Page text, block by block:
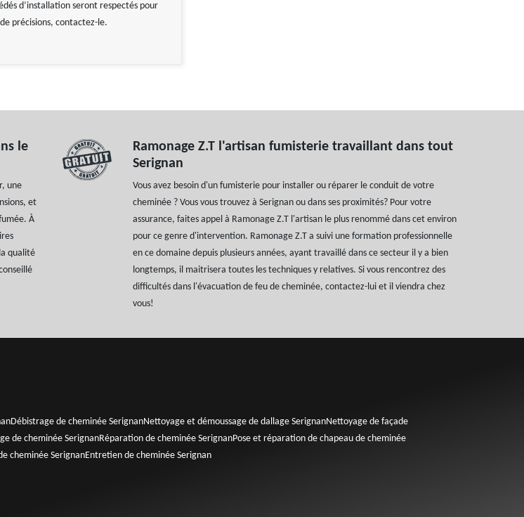
d’installation seront respectés pour
précisions, contactez-le.
le
une
et
À
qualité
Ramonage Z.T l'artisan fumisterie travaillant dans tout
Serignan
Vous avez besoin d'un fumisterie pour installer ou réparer le conduit de votre
cheminée ? Vous vous trouvez à Serignan ou dans ses proximités? Pour votre
assurance, faites appel à Ramonage Z.T l'artisan le plus renommé dans cet environ
pour ce genre d'intervention. Ramonage Z.T a suivi une formation professionnelle
en ce domaine depuis plusieurs années, ayant travaillé dans ce secteur il y a bien
longtemps, il maitrisera toutes les techniques y relatives. Si vous rencontrez des
difficultés dans l'évacuation de feu de cheminée, contactez-lui et il viendra chez
vous!
Débistrage de cheminée SerignanNettoyage et démoussage de dallage SerignanNettoyage de façade
de cheminée SerignanRéparation de cheminée SerignanPose et réparation de chapeau de cheminée
cheminée SerignanEntretien de cheminée Serignan